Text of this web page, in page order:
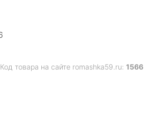
Код товара на сайте romashka59.ru: 1566